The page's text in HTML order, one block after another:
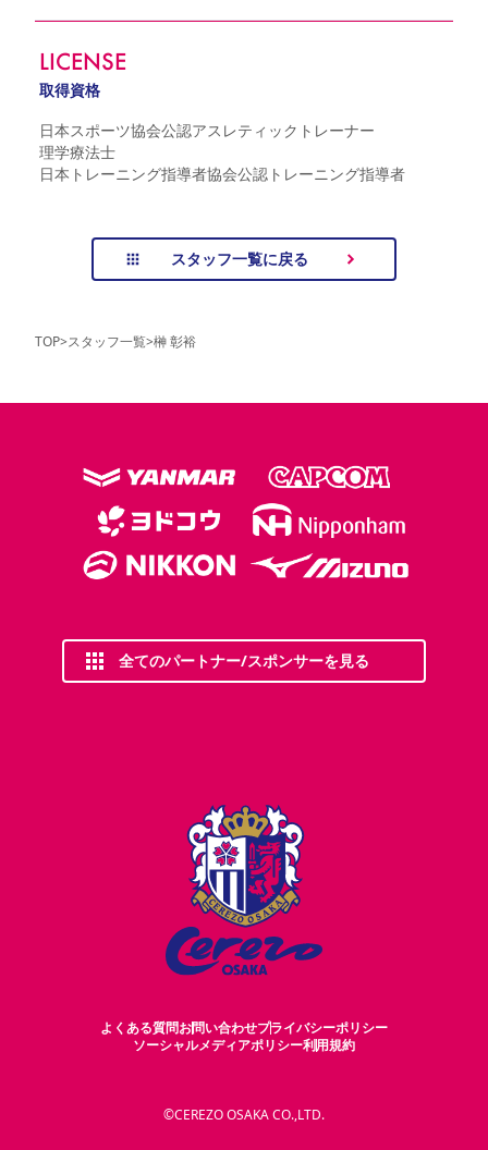
LICENSE
取得資格
日本スポーツ協会公認アスレティックトレーナー
理学療法士
日本トレーニング指導者協会公認トレーニング指導者
スタッフ一覧に戻る
TOP>スタッフ一覧>榊 彰裕
全てのパートナー/スポンサーを見る
よくある質問お問い合わせプライバシーポリシー
ソーシャルメディアポリシー利用規約
©CEREZO OSAKA CO.,LTD.